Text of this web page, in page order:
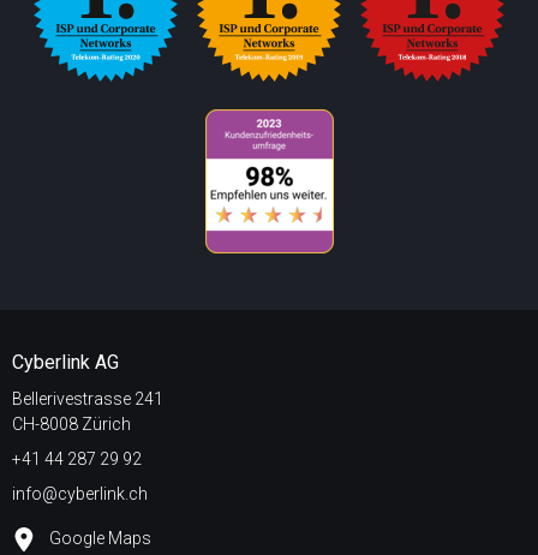
Cyberlink AG
Bellerivestrasse 241
CH-8008 Zürich
+41 44 287 29 92
info@cyberlink.ch
Google Maps